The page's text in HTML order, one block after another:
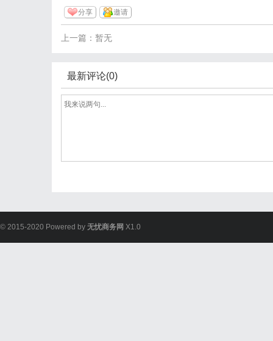
分享 邀请
上一篇：暂无
最新评论(0)
© 2015-2020 Powered by 无忧商务网 X1.0